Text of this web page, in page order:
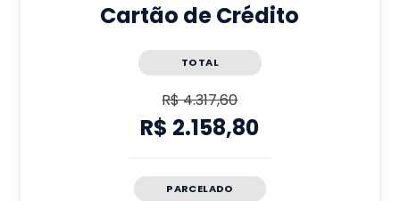
Cartão de Crédito
TOTAL
R$ 4.317,60
R$ 2.158,80
PARCELADO